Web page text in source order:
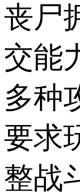
丧尸
交能
多种
要求
整战